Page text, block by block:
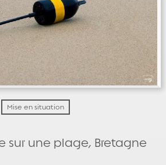
Mise en situation
sur une plage, Bretagne